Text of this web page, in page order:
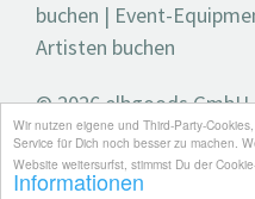
Wir nutzen eigene und Third-Party-
Service für Dich noch besser zu machen.
Website weitersurfst, stimmst Du der
Informationen
buchen | Event-
Artisten buchen
© 2026 elbgoods
industry /
Eventbranchenbuch,